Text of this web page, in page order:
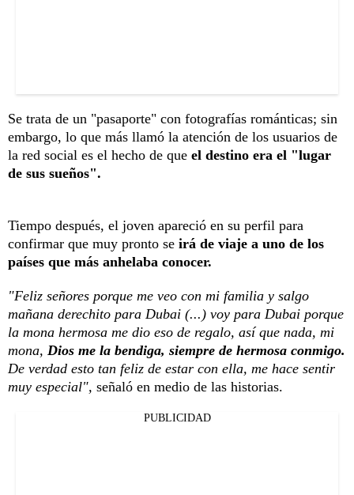
Se trata de un "pasaporte" con fotografías románticas; sin
embargo, lo que más llamó la atención de los usuarios de
la red social es el hecho de que el destino era el "lugar
de sus sueños".
Tiempo después, el joven apareció en su perfil para
confirmar que muy pronto se irá de viaje a uno de los
países que más anhelaba conocer.
"Feliz señores porque me veo con mi familia y salgo
mañana derechito para Dubai (...) voy para Dubai porque
la mona hermosa me dio eso de regalo, así que nada, mi
mona, Dios me la bendiga, siempre de hermosa conmigo.
De verdad esto tan feliz de estar con ella, me hace sentir
muy especial", señaló en medio de las historias.
PUBLICIDAD